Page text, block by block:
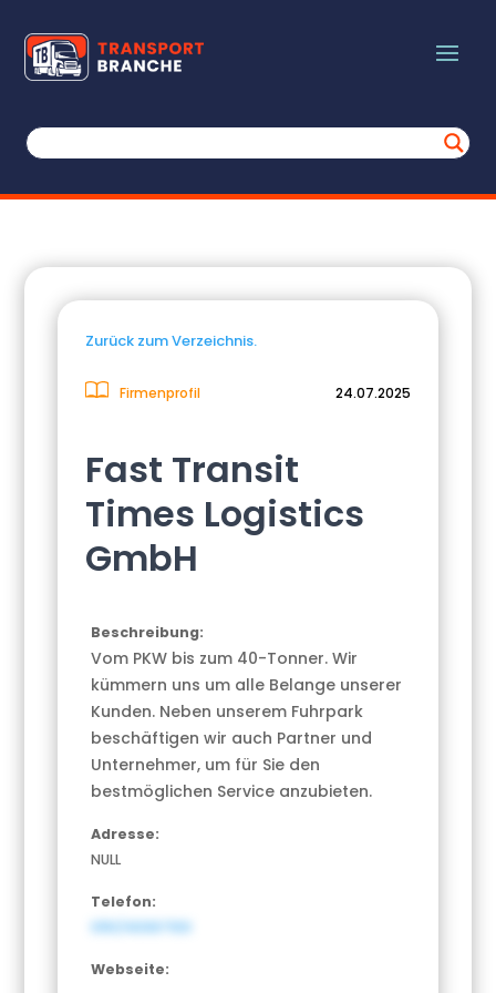
Zurück zum Verzeichnis.
Firmenprofil 24.07.2025
Fast Transit
Times Logistics
GmbH
Beschreibung:
Vom PKW bis zum 40-Tonner. Wir
kümmern uns um alle Belange unserer
Kunden. Neben unserem Fuhrpark
beschäftigen wir auch Partner und
Unternehmer, um für Sie den
bestmöglichen Service anzubieten.
Adresse:
NULL
Telefon:
0151/40067100
Webseite: